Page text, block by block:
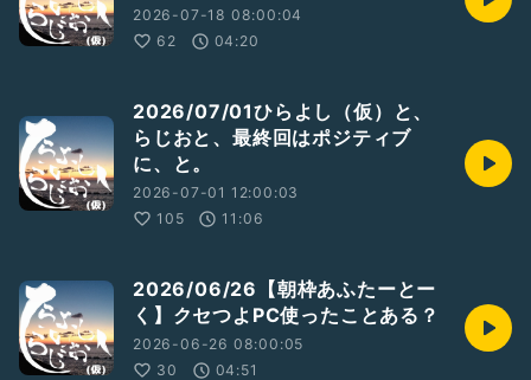
2026-07-18 08:00:04
62
04:20
2026/07/01ひらよし（仮）と、
らじおと、最終回はポジティブ
に、と。
2026-07-01 12:00:03
105
11:06
2026/06/26【朝枠あふたーとー
く】クセつよPC使ったことある？
2026-06-26 08:00:05
30
04:51